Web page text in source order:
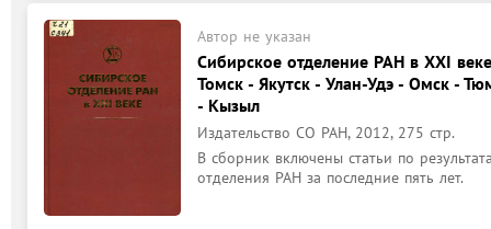
Автор не указан
Сибирское отделение РАН в ХХI
Томск - Якутск - Улан-Удэ - Омск -
- Кызыл
Издательство СО РАН, 2012, 275 стр.
В сборник включены статьи по
отделения РАН за последние пять лет.